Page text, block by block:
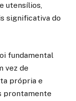
utensílios,
significativa do
fundamental
vez de
própria e
prontamente